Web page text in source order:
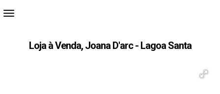
Loja à Venda, Joana D'arc - Lagoa Santa